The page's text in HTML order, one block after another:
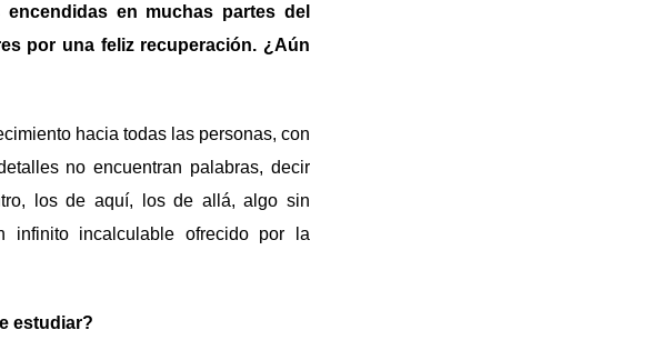
en muchas partes del
por una feliz recuperación. ¿Aún
hacia todas las personas, con
no encuentran palabras, decir
los de aquí, los de allá, algo sin
infinito incalculable ofrecido por la
estudiar?